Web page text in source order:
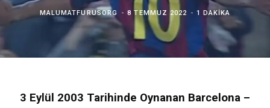
MALUMATFURUSORG 8 TEMMUZ 2022 1 DAKIKA
3 Eylül 2003 Tarihinde Oynanan Barcelona –